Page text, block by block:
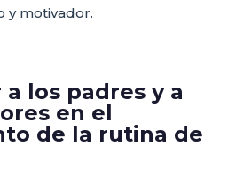
y motivador.
los padres y a
en el
de la rutina de